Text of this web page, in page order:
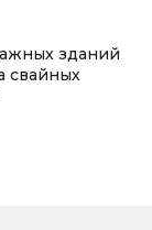
договорезданий
свайных